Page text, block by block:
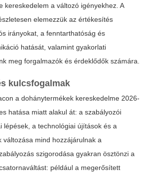
kereskedelem a változó igényekhez. A
elemezzük az értékesítés
irányokat, a fenntarthatóság és
hatását, valamint gyakorlati
meg forgalmazók és érdeklődők számára.
kulcsfogalmak
a dohánytermékek kereskedelme 2026-
hatása miatt alakul át: a szabályozói
lépések, a technológiai újítások és a
változása mind hozzájárulnak a
szigorodása gyakran ösztönzi a
például a megerősített